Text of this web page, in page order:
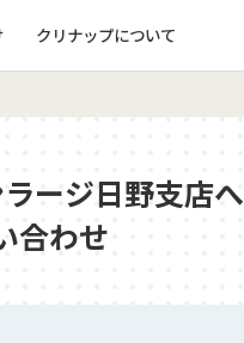
クリナップについて
ージ日野支店へ
合わせ